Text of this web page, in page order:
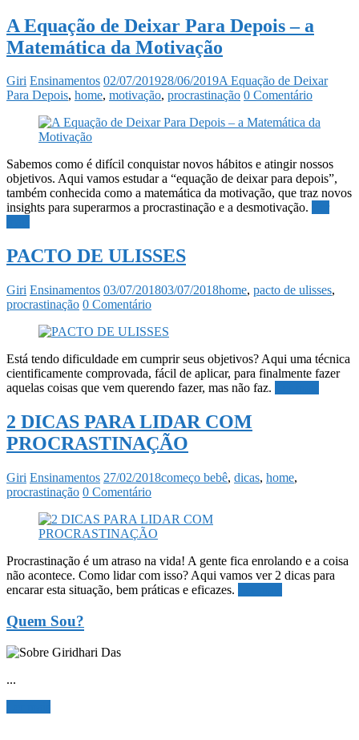
A Equação de Deixar Para Depois – a
Matemática da Motivação
Giri Ensinamentos 02/07/201928/06/2019A Equação de Deixar
Para Depois, home, motivação, procrastinação 0 Comentário
Sabemos como é difícil conquistar novos hábitos e atingir nossos
objetivos. Aqui vamos estudar a “equação de deixar para depois”,
também conhecida como a matemática da motivação, que traz novos
insights para superarmos a procrastinação e a desmotivação.
PACTO DE ULISSES
Giri Ensinamentos 03/07/201803/07/2018home, pacto de ulisses,
procrastinação 0 Comentário
Está tendo dificuldade em cumprir seus objetivos? Aqui uma técnica
cientificamente comprovada, fácil de aplicar, para finalmente fazer
aquelas coisas que vem querendo fazer, mas não faz.
2 DICAS PARA LIDAR COM
PROCRASTINAÇÃO
Giri Ensinamentos 27/02/2018começo bebê, dicas, home,
procrastinação 0 Comentário
Procrastinação é um atraso na vida! A gente fica enrolando e a coisa
não acontece. Como lidar com isso? Aqui vamos ver 2 dicas para
encarar esta situação, bem práticas e eficazes.
Quem Sou?
...